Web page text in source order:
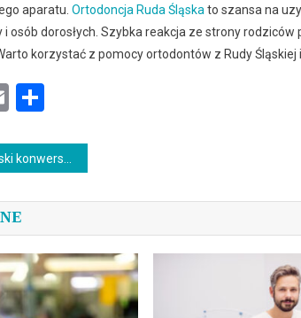
aparatu. Ortodoncja Ruda Śląska to szansa na
i osób dorosłych. Szybka reakcja ze strony
korzystać z pomocy ortodontów z Rudy Śląskiej i
Email
w grupie – jakie korzyści?